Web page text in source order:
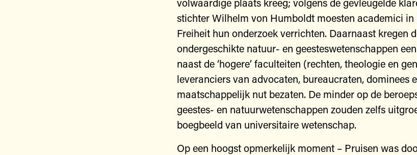
stichter Wilhelm von Humboldt moesten academici in
Freiheit hun onderzoek verrichten. Daarnaast kregen
ondergeschikte natuur- en geesteswetenschappen
naast de ‘hogere’ faculteiten (rechten, theologie en
leveranciers van advocaten, bureaucraten, dominees
maatschappelijk nut bezaten. De minder op de
geestes- en natuurwetenschappen zouden zelfs
boegbeeld van universitaire wetenschap.
Op een hoogst opmerkelijk moment – Pruisen was